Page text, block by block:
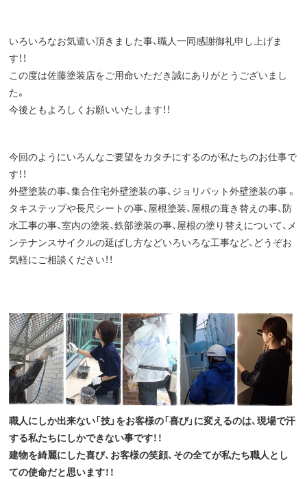
いろいろなお気遣い頂きました事、職人一同感謝御礼申し上げま
す！！
この度は佐藤塗装店をご用命いただき誠にありがとうございまし
た。
今後ともよろしくお願いいたします！！
今回のようにいろんなご要望をカタチにするのが私たちのお仕事で
す！！
外壁塗装の事、集合住宅外壁塗装の事、ジョリパット外壁塗装の事 。
タキステップや長尺シートの事、屋根塗装、屋根の葺き替えの事、防
水工事の事、室内の塗装、鉄部塗装の事、屋根の塗り替えについて、メ
ンテナンスサイクルの延ばし方などいろいろな工事など、どうぞお
気軽にご相談ください！！
職人にしか出来ない「技」をお客様の「喜び」に変えるのは、現場で汗
する私たちにしかできない事です！！
建物を綺麗にした喜び、お客様の笑顔、その全てが私たち職人とし
ての使命だと思います！！